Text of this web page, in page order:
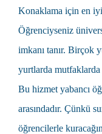
Konaklama için en
Öğrenciyseniz
imkanı tanır. Birçok
yurtlarda mutfaklarda
Bu hizmet yabancı
arasındadır. Çünkü
öğrencilerle